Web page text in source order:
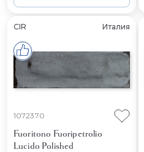
CIR Италия
1072370
Fuoritono Fuoripetrolio
Lucido Polished